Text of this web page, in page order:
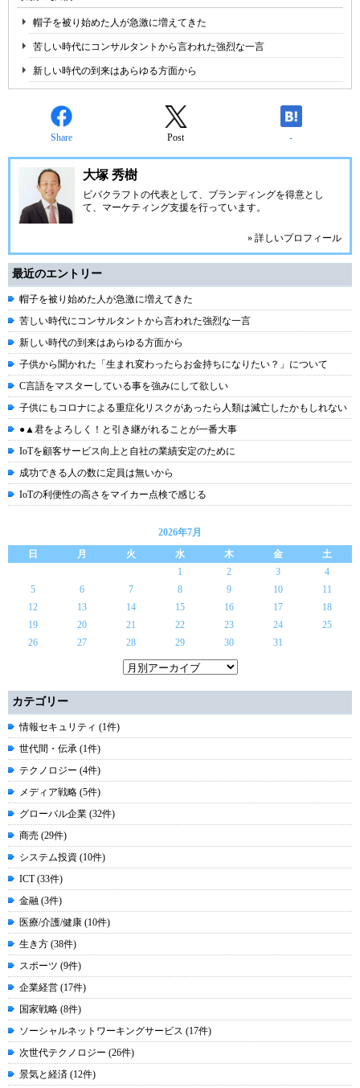
帽子を被り始めた人が急激に増えてきた
苦しい時代にコンサルタントから言われた強烈な一言
新しい時代の到来はあらゆる方面から
Share Post -
大塚 秀樹
ビバクラフト の代表として、ブランディングを得意とし
て、マーケティング支援を行っています。
» 詳しいプロフィール
最近のエントリー
帽子を被り始めた人が急激に増えてきた
苦しい時代にコンサルタントから言われた強烈な一言
新しい時代の到来はあらゆる方面から
子供から聞かれた「生まれ変わったらお金持ちになりたい？」について
C言語をマスターしている事を強みにして欲しい
子供にもコロナによる重症化リスクがあったら人類は滅亡したかもしれない
●▲君をよろしく！と引き継がれることが一番大事
IoTを顧客サービス向上と自社の業績安定のために
成功できる人の数に定員は無いから
IoTの利便性の高さをマイカー点検で感じる
2026年7月
日
月 火 水 木 金
土
1
2 3
4
5
6 7 8 9 10
11
12
13 14 15 16 17
18
19
20 21 22 23 24
25
26
27 28 29 30 31
カテゴリー
情報セキュリティ (1件)
世代間・伝承 (1件)
テクノロジー (4件)
メディア戦略 (5件)
グローバル企業 (32件)
商売 (29件)
システム投資 (10件)
ICT (33件)
金融 (3件)
医療/介護/健康 (10件)
生き方 (38件)
スポーツ (9件)
企業経営 (17件)
国家戦略 (8件)
ソーシャルネットワーキングサービス (17件)
次世代テクノロジー (26件)
景気と経済 (12件)